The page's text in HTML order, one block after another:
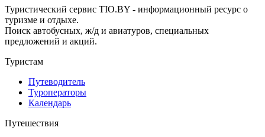
Туристический сервис TIO.BY - информационный ресурс о
туризме и отдыхе.
Поиск автобусных, ж/д и авиатуров, специальных
предложений и акций.
Туристам
Путеводитель
Туроператоры
Календарь
Путешествия